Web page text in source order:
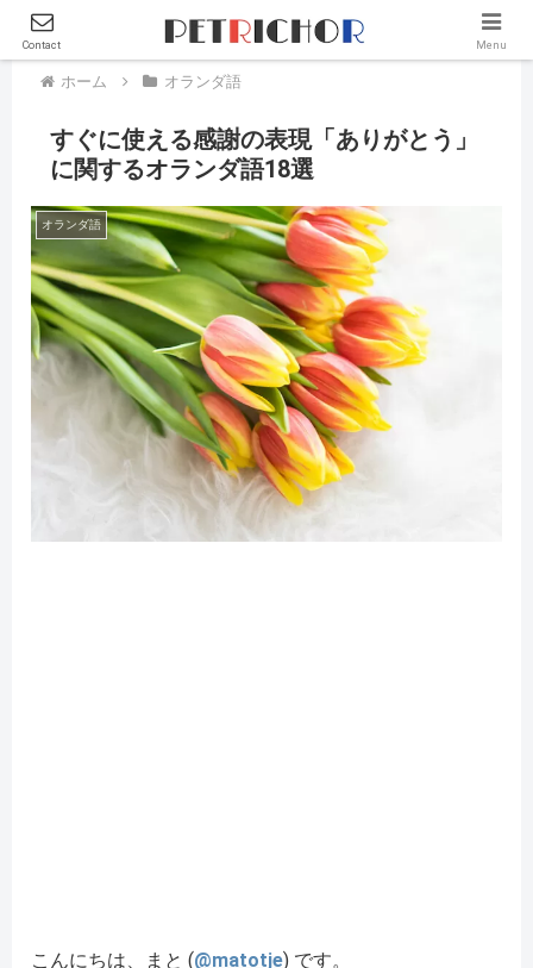
ホーム オランダ語
すぐに使える感謝の表現「ありがとう」
に関するオランダ語18選
オランダ語
こんにちは、まと (@matotje) です。
Contact Menu